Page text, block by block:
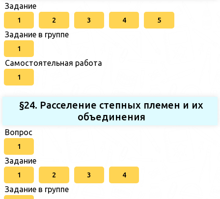
Задание
1 2 3 4 5
Задание в группе
1
Самостоятельная работа
1
§24. Расселение степных племен и их
объединения
Вопрос
1
Задание
1 2 3 4
Задание в группе